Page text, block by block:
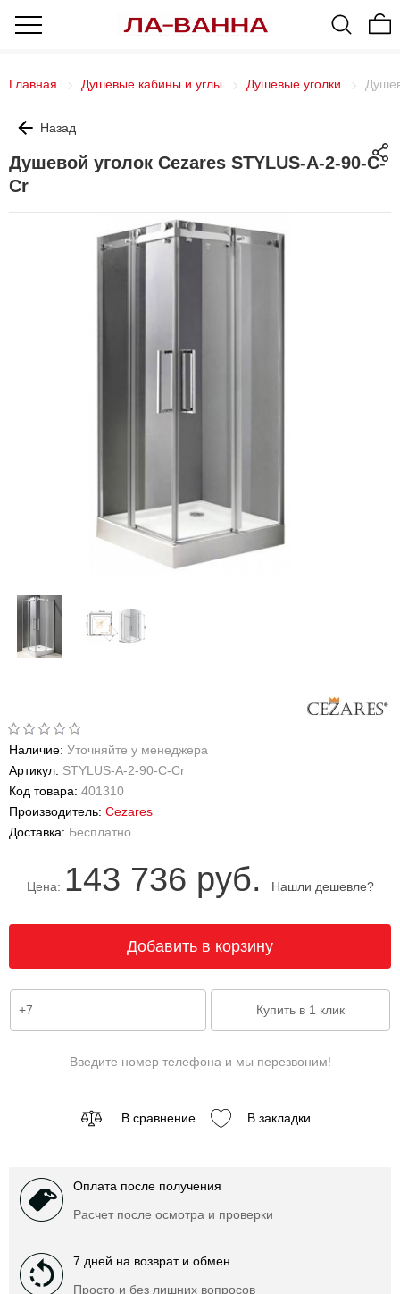
Главная Душевые кабины и углы Душевые уголки
Назад
Душевой уголок Cezares STYLUS-A-2-90-C-
Cr
Наличие: Уточняйте у менеджера
Артикул: STYLUS-A-2-90-C-Cr
Код товара: 401310
Производитель: Cezares
Доставка: Бесплатно
Цена: 143 736 руб. Нашли дешевле?
Введите номер телефона и мы перезвоним!
В сравнение В закладки
Оплата после получения
Расчет после осмотра и проверки
7 дней на возврат и обмен
Просто и без лишних вопросов